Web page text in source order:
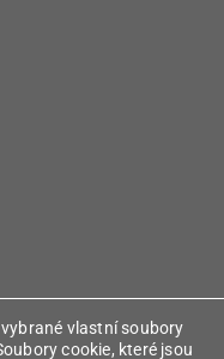
vlastní soubory
cookie, které jsou